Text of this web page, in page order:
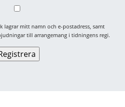
lagrar mitt namn och e-postadress, samt
till arrangemang i tidningens regi.